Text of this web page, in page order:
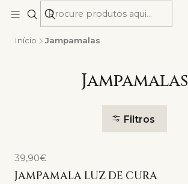
Início Jampamalas
Jampamalas
Filtros
39,90€
JAMPAMALA LUZ DE CURA